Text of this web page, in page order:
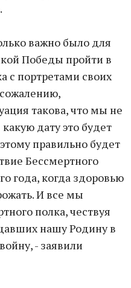
важно было для
Победы пройти в
с портретами своих
такова, что мы не
дату это будет
правильно будет
Бессмертного
года, когда здоровью
И все мы
полка, чествуя
нашу Родину в
- заявили